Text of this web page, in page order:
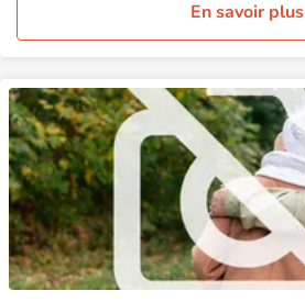
En savoir plus